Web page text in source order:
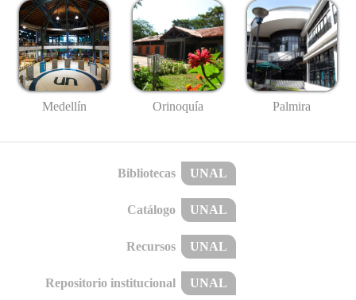
Medellín Orinoquía Palmira
Bibliotecas UNAL
Catálogo UNAL
Recursos UNAL
Repositorio institucional UNAL